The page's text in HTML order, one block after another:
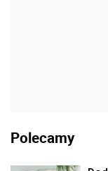
Polecamy